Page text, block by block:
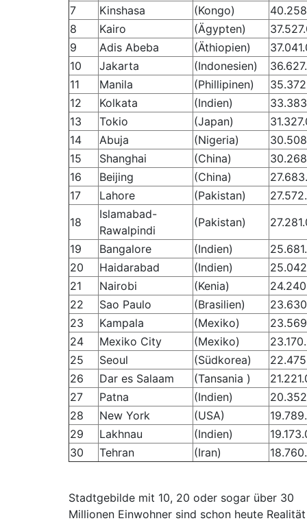
7
Kinshasa (Kongo)
8
Kairo (Ägypten)
9
Adis Abeba (Äthiopien)
10
Jakarta (Indonesien)
11
Manila (Phillipinen)
12
Kolkata (Indien)
13
Tokio (Japan)
14
Abuja (Nigeria)
15
Shanghai (China)
16
Beijing (China)
17
Lahore (Pakistan)
18
Islamabad-
Rawalpindi
(Pakistan)
19
Bangalore (Indien)
20
Haidarabad (Indien)
21
Nairobi (Kenia)
22
Sao Paulo (Brasilien)
23
Kampala (Mexiko)
24
Mexiko City (Mexiko)
25
Seoul (Südkorea)
26
Dar es Salaam (Tansania )
27
Patna (Indien)
28
New York (USA)
29
Lakhnau (Indien)
30
Tehran (Iran)
Stadtgebilde mit 10, 20 oder sogar über 30
Millionen Einwohner sind schon heute Realität